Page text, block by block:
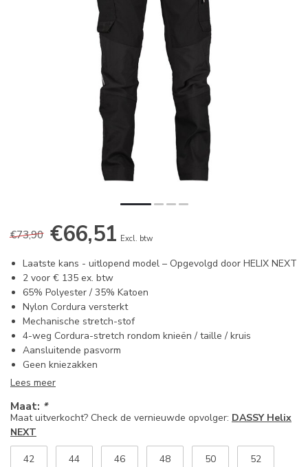
€73,90 €66,51 Excl. btw
Laatste kans - uitlopend model – Opgevolgd door HELIX NEXT
2 voor € 135 ex. btw
65% Polyester / 35% Katoen
Nylon Cordura versterkt
Mechanische stretch-stof
4-weg Cordura-stretch rondom knieën / taille / kruis
Aansluitende pasvorm
Geen kniezakken
Lees meer
Maat uitverkocht? Check de vernieuwde opvolger: DASSY Helix
NEXT
Maat: *
42 44 46 48 50 52